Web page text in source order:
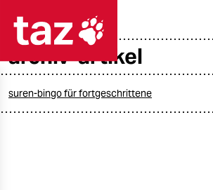
taz zahl ich
archiv-artikel
suren-bingo für fortgeschrittene